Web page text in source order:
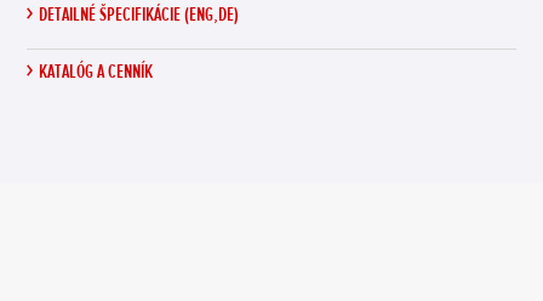
DETAILNÉ ŠPECIFIKÁCIE (ENG,DE)
KATALÓG A CENNÍK